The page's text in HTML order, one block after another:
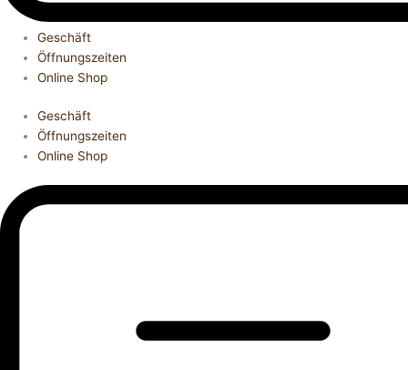
Geschäft
Öffnungszeiten
Online Shop
Geschäft
Öffnungszeiten
Online Shop